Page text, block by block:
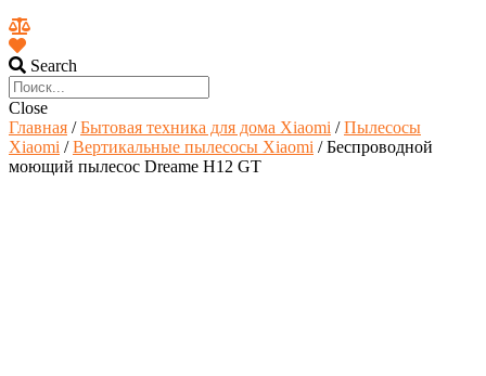
Search
Close
Главная /Бытовая техника для дома Xiaomi /Пылесосы
Xiaomi /Вертикальные пылесосы Xiaomi / Беспроводной
моющий пылесос Dreame H12 GT